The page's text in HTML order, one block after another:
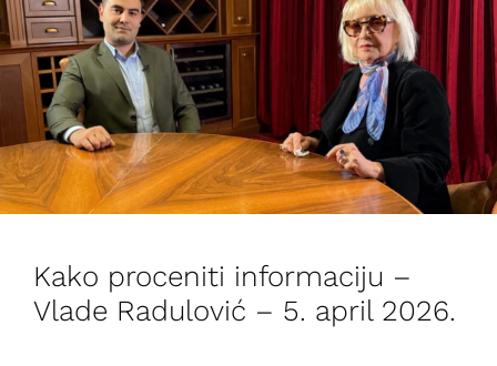
Kako proceniti informaciju –
Vlade Radulović – 5. april 2026.